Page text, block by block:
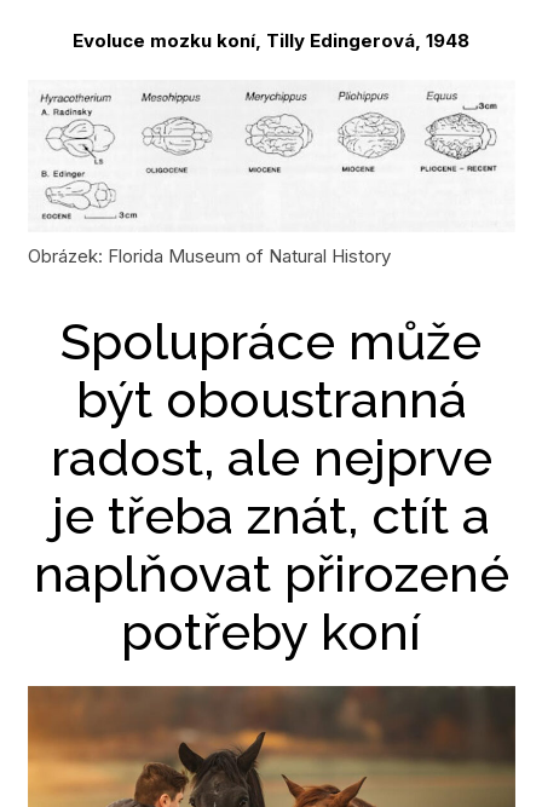
Evoluce mozku koní, Tilly Edingerová, 1948
Obrázek: Florida Museum of Natural History
Spolupráce může
být oboustranná
radost, ale nejprve
je třeba znát, ctít a
naplňovat přirozené
potřeby koní